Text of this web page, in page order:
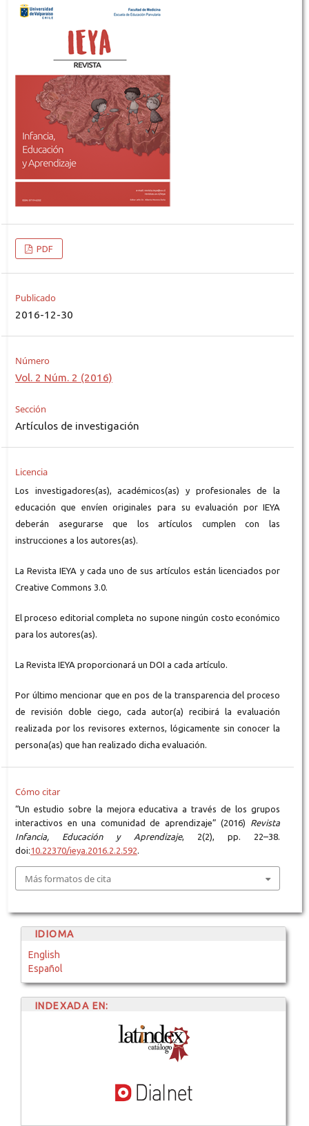
PDF
Publicado
2016-12-30
Número
Vol. 2 Núm. 2 (2016)
Sección
Artículos de investigación
Licencia
Los investigadores(as), académicos(as) y profesionales de la
educación que envíen originales para su evaluación por IEYA
deberán asegurarse que los artículos cumplen con las
instrucciones a los autores(as).
La Revista IEYA y cada uno de sus artículos están licenciados por
Creative Commons 3.0.
El proceso editorial completa no supone ningún costo económico
para los autores(as).
La Revista IEYA proporcionará un DOI a cada artículo.
Por último mencionar que en pos de la transparencia del proceso
de revisión doble ciego, cada autor(a) recibirá la evaluación
realizada por los revisores externos, lógicamente sin conocer la
persona(as) que han realizado dicha evaluación.
Cómo citar
“Un estudio sobre la mejora educativa a través de los grupos
interactivos en una comunidad de aprendizaje” (2016) Revista
Infancia, Educación y Aprendizaje, 2(2), pp. 22–38.
doi:10.22370/ieya.2016.2.2.592.
Más formatos de cita
IDIOMA
English
Español
INDEXADA EN: